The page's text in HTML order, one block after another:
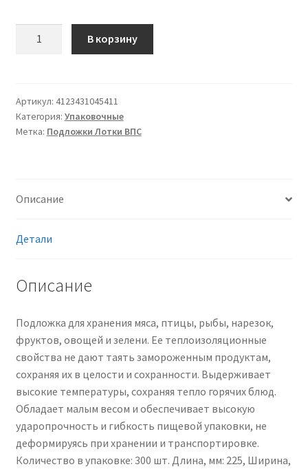
31
ABC
плотность
полистирол),
автоматической
упаковки,
В корзину
Артикул: 4123431045411
Категория: Упаковочные
Метка: Подложки Лотки ВПС
Описание
Детали
Описание
Подложка для хранения мяса, птицы, рыбы, нарезок,
фруктов, овощей и зелени. Ее теплоизоляционные
свойства не дают таять замороженным продуктам,
сохраняя их в целости и сохранности. Выдерживает
высокие температуры, сохраняя тепло горячих блюд.
Обладает малым весом и обеспечивает высокую
ударопрочность и гибкость пищевой упаковки, не
деформируясь при хранении и транспортировке.
Количество в упаковке: 300 шт. Длина, мм: 225, Ширина,